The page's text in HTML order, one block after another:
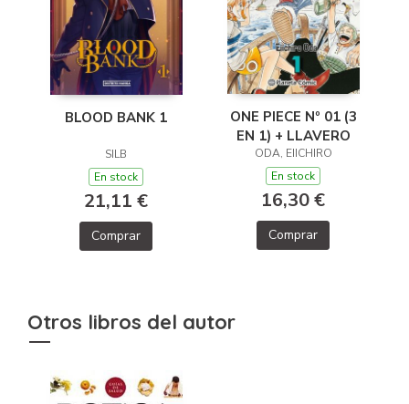
BLOOD BANK 1
SILB
En stock
21,11 €
Comprar
ONE PIECE Nº 01 (3
EN 1) + LLAVERO
ODA, EIICHIRO
En stock
16,30 €
Comprar
Otros libros del autor